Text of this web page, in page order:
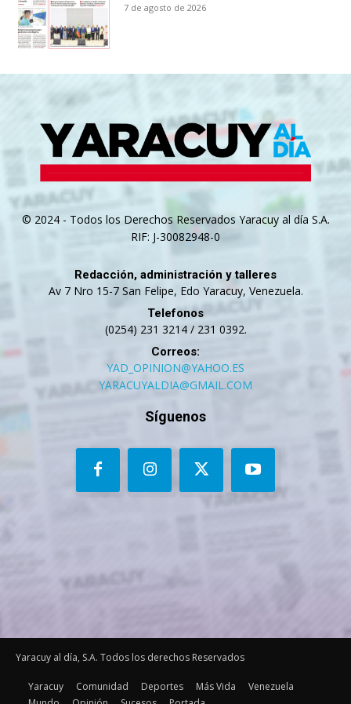
7 de agosto de 2026
© 2024 - Todos los Derechos Reservados Yaracuy al día S.A.
RIF: J-30082948-0
Redacción, administración y talleres
Av 7 Nro 15-7 San Felipe, Edo Yaracuy, Venezuela.
Telefonos
(0254) 231 3214 / 231 0392.
Correos:
YAD_OPINION@YAHOO.ES
YARACUYALDIA@GMAIL.COM
Síguenos
Yaracuy al día, S.A. Todos los derechos Reservados
Yaracuy Comunidad Deportes Más Vida
Venezuela